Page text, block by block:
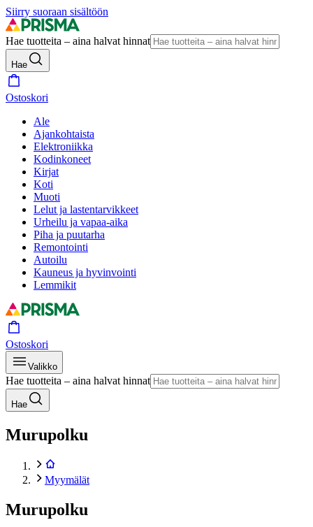
Siirry suoraan sisältöön
Hae tuotteita – aina halvat hinnat
Hae
Ostoskori
Ale
Ajankohtaista
Elektroniikka
Kodinkoneet
Kirjat
Koti
Muoti
Lelut ja lastentarvikkeet
Urheilu ja vapaa-aika
Piha ja puutarha
Remontointi
Autoilu
Kauneus ja hyvinvointi
Lemmikit
Ostoskori
Valikko
Hae tuotteita – aina halvat hinnat
Hae
Murupolku
Myymälät
Murupolku